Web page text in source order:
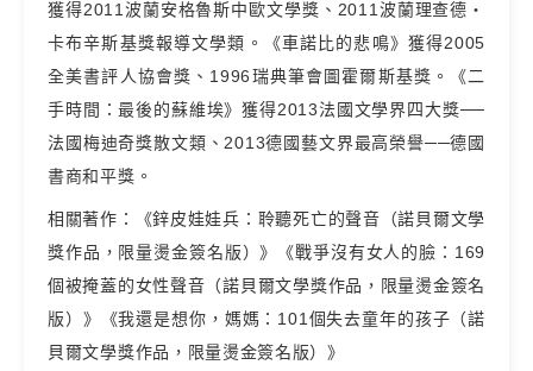
獲得2011波蘭安格魯斯中歐文學獎、2011波蘭理查德‧
卡布辛斯基獎報導文學類。《車諾比的悲鳴》獲得2005
全美書評人協會獎、1996瑞典筆會圖霍爾斯基獎。《二
手時間：最後的蘇維埃》獲得2013法國文學界四大獎──
法國梅迪奇獎散文類、2013德國藝文界最高榮譽──德國
書商和平獎。
相關著作：《鋅皮娃娃兵：聆聽死亡的聲音（諾貝爾文學
獎作品，限量燙金簽名版）》《戰爭沒有女人的臉：169
個被掩蓋的女性聲音（諾貝爾文學獎作品，限量燙金簽名
版）》《我還是想你，媽媽：101個失去童年的孩子（諾
貝爾文學獎作品，限量燙金簽名版）》